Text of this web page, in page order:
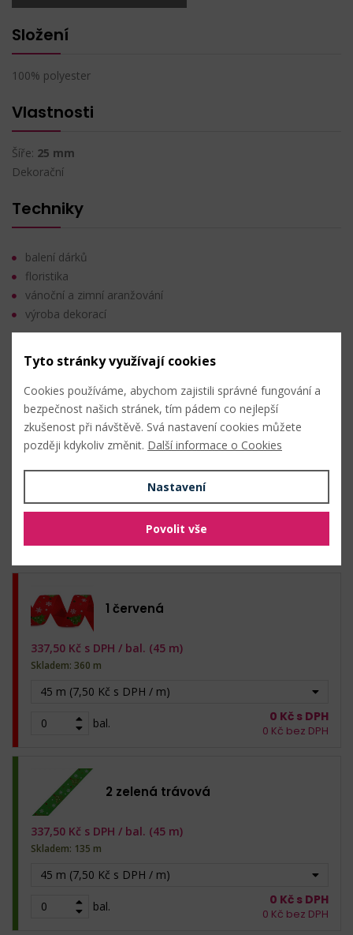
Složení
100% polyester
Vlastnosti
Šíře: 25 mm
Dekorační
Techniky
balení dárků
floristika
vánoční a zimní aranžování
výroba dekorací
Údržba
Nahlásit problém
Hromadný nákup
1 červená
45 m (7,50 Kč s DPH / m)
bal.
337,50 Kč s DPH / bal. (45 m)
Skladem: 360 m
0 Kč s DPH
0 Kč bez DPH
2 zelená trávová
45 m (7,50 Kč s DPH / m)
bal.
337,50 Kč s DPH / bal. (45 m)
Skladem: 135 m
0 Kč s DPH
0 Kč bez DPH
Tyto stránky využívají cookies
Cookies používáme, abychom zajistili správné fungování a
bezpečnost našich stránek, tím pádem co nejlepší
zkušenost při návštěvě. Svá nastavení cookies můžete
později kdykoliv změnit. Další informace o Cookies
Nastavení
Povolit vše